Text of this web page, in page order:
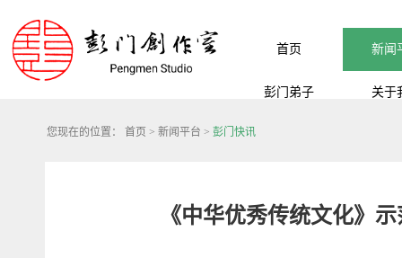
首页 新闻
彭门弟子 关于
您现在的位置： 首页 > 新闻平台 > 彭门快讯
《中华优秀传统文化》